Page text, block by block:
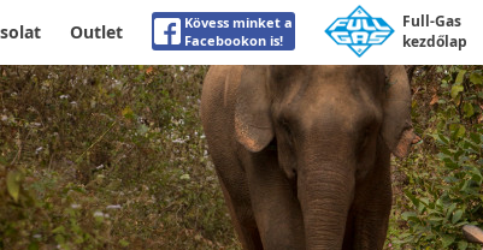
Outlet
Kövess minket a
Facebookon is!
Full-Gas
kezdőlap